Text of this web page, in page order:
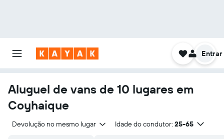
Entrar
Aluguel de vans de 10 lugares em
Coyhaique
Devolução no mesmo lugar Idade do condutor: 25-65